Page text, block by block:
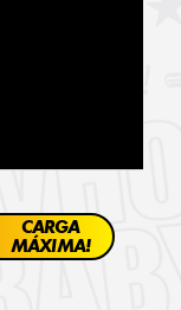
CARGA
MÁXIMA!